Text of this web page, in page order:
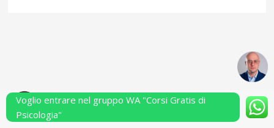
Powered by Performarsi S.a.s.
Voglio entrare nel gruppo WA "Corsi Gratis di
Psicologia"